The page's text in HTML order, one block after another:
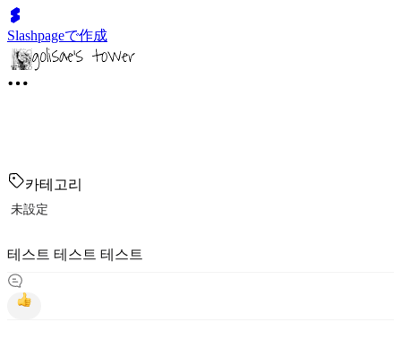
Slashpageで作成
카테고리
未設定
테스트 테스트 테스트